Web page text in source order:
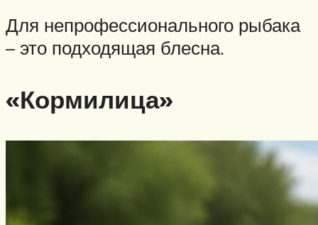
Для непрофессионального рыбака
– это подходящая блесна.
«Кормилица»